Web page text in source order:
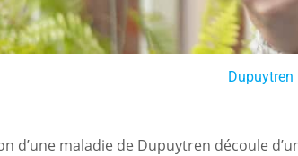
Dupuytren
d’une maladie de Dupuytren découle